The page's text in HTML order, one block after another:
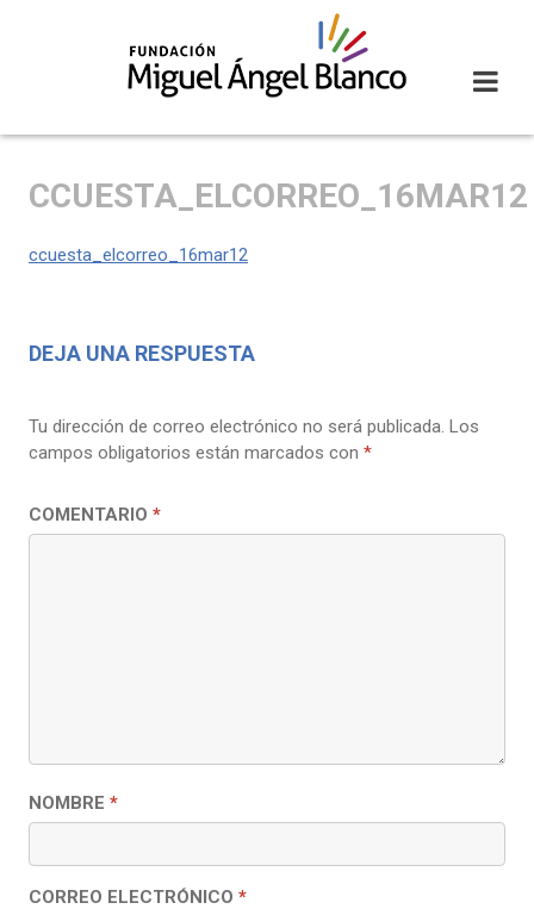
CCUESTA_ELCORREO_16MAR12
ccuesta_elcorreo_16mar12
DEJA UNA RESPUESTA
Tu dirección de correo electrónico no será publicada. Los
campos obligatorios están marcados con *
COMENTARIO *
NOMBRE *
CORREO ELECTRÓNICO *